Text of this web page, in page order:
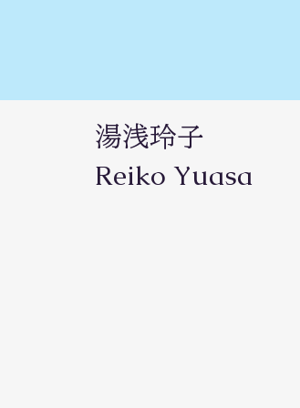
湯浅玲子
Reiko Yuasa